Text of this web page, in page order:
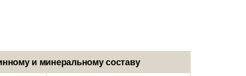
и минеральному составу